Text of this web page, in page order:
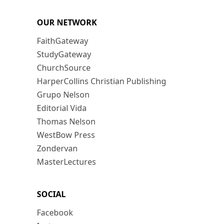
OUR NETWORK
FaithGateway
StudyGateway
ChurchSource
HarperCollins Christian Publishing
Grupo Nelson
Editorial Vida
Thomas Nelson
WestBow Press
Zondervan
MasterLectures
SOCIAL
Facebook